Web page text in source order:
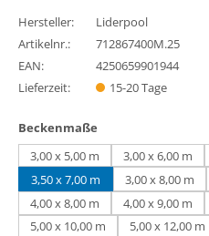
Hersteller:
Liderpool
Artikelnr.:
712867400M.25
EAN:
4250659901944
Lieferzeit:
15-20 Tage
Beckenmaße
3,00 x 5,00 m
3,00 x 6,00 m
3,50 x 7,00 m
3,00 x 8,00 m
4,00 x 8,00 m
4,00 x 9,00 m
5,00 x 10,00 m
5,00 x 12,00 m